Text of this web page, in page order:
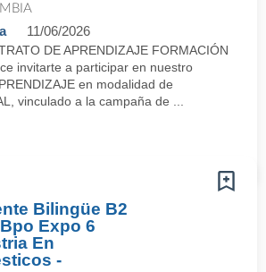
11/06/2026
DE APRENDIZAJE FORMACIÓN
invitarte a participar en nuestro
en modalidad de
vinculado a la campaña de ...
Bilingüe B2
Expo 6
En
-